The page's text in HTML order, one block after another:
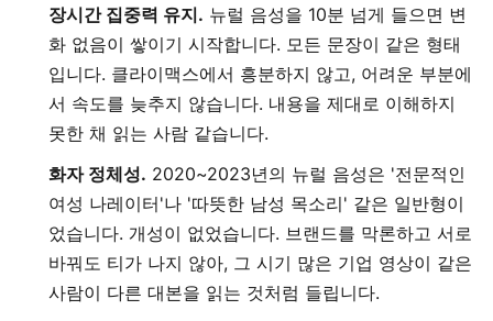
장시간 집중력 유지. 뉴럴 음성을 10분 넘게 들으면 변
화 없음이 쌓이기 시작합니다. 모든 문장이 같은 형태
입니다. 클라이맥스에서 흥분하지 않고, 어려운 부분에
서 속도를 늦추지 않습니다. 내용을 제대로 이해하지
못한 채 읽는 사람 같습니다.
화자 정체성. 2020~2023년의 뉴럴 음성은 '전문적인
여성 나레이터'나 '따뜻한 남성 목소리' 같은 일반형이
었습니다. 개성이 없었습니다. 브랜드를 막론하고 서로
바꿔도 티가 나지 않아, 그 시기 많은 기업 영상이 같은
사람이 다른 대본을 읽는 것처럼 들립니다.